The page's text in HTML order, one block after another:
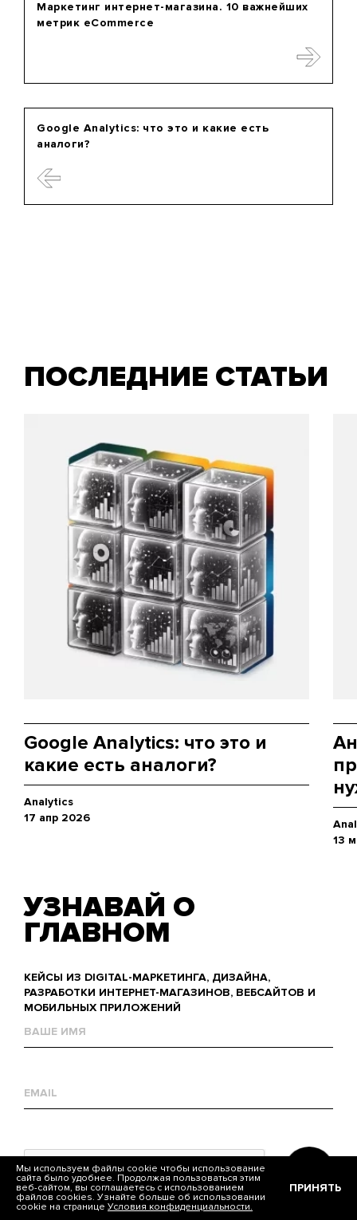
Мы используем файлы cookie чтобы использование
сайта было удобнее. Продолжая пользоваться этим
веб-сайтом, вы соглашаетесь с использованием
файлов cookies. Узнайте больше об использовании
cookie на странице Условия конфиденциальности.
ПРИНЯТЬ
Google Analytics: что это и какие есть
аналоги?
Маркетинг интернет-магазина. 10 важнейших
метрик eCommerce
ПОСЛЕДНИЕ СТАТЬИ
Google Analytics: что это и
какие есть аналоги?
Analytics
17 апр 2026
13
УЗНАВАЙ О
ГЛАВНОМ
КЕЙСЫ ИЗ DIGITAL-МАРКЕТИНГА, ДИЗАЙНА,
РАЗРАБОТКИ ИНТЕРНЕТ-МАГАЗИНОВ, ВЕБСАЙТОВ И
МОБИЛЬНЫХ ПРИЛОЖЕНИЙ
mail